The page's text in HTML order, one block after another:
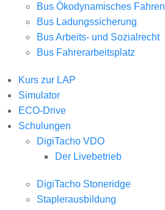
Bus Ökodynamisches Fahren
Bus Ladungssicherung
Bus Arbeits- und Sozialrecht
Bus Fahrerarbeitsplatz
Kurs zur LAP
Simulator
ECO-Drive
Schulungen
DigiTacho VDO
Der Livebetrieb
DigiTacho Stoneridge
Staplerausbildung